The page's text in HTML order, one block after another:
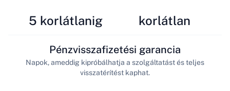
5 korlátlanig korlátlan
Pénzvisszafizetési garancia
Napok, ameddig kipróbálhatja a szolgáltatást és teljes
visszatérítést kaphat.